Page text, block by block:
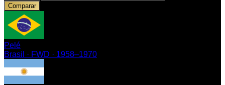
Comparar
Pelé
Brasil
· FWD · 1958–1970